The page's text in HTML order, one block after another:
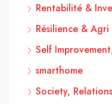
Rentabilité &
Résilience & Agri
Self
smarthome
Society,